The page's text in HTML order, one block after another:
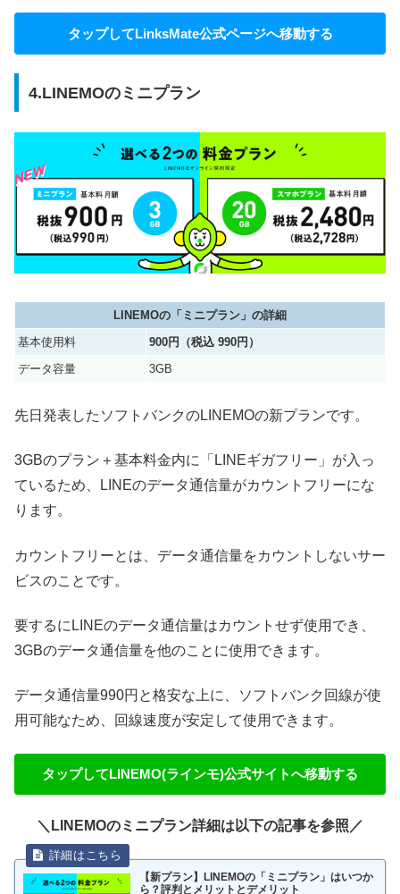
タップしてLinksMate公式ページへ移動する
4.LINEMOのミニプラン
LINEMOの「ミニプラン」の詳細
基本使用料
900円（税込 990円）
データ容量
3GB
先日発表したソフトバンクのLINEMOの新プランです。
3GBのプラン＋基本料金内に「LINEギガフリー」が入っ
ているため、LINEのデータ通信量がカウントフリーにな
ります。
カウントフリーとは、データ通信量をカウントしないサー
ビスのことです。
要するにLINEのデータ通信量はカウントせず使用でき、
3GBのデータ通信量を他のことに使用できます。
データ通信量990円と格安な上に、ソフトバンク回線が使
用可能なため、回線速度が安定して使用できます。
タップして LINEMO(ラインモ)公式サイトへ移動する
＼LINEMOのミニプラン詳細は以下の記事を参照／
【新プラン】LINEMOの「ミニプラン」はいつか
ら？評判とメリットとデメリット